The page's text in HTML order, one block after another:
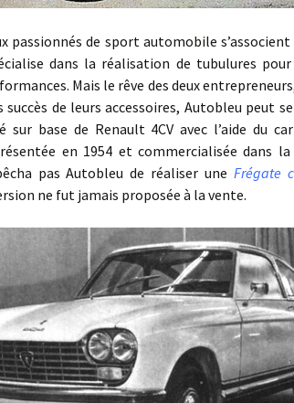
de sport automobile s’associent
dans la réalisation de tubulures
Mais le rêve des deux
de leurs accessoires, Autobleu peut
sur base de Renault 4CV avec l’aide du
en 1954 et commercialisée dans
pas Autobleu de réaliser une Frégate
ne fut jamais proposée à la vente.